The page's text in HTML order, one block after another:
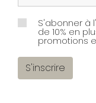
S'abonner à
de 10% en
promotions
S'inscrire